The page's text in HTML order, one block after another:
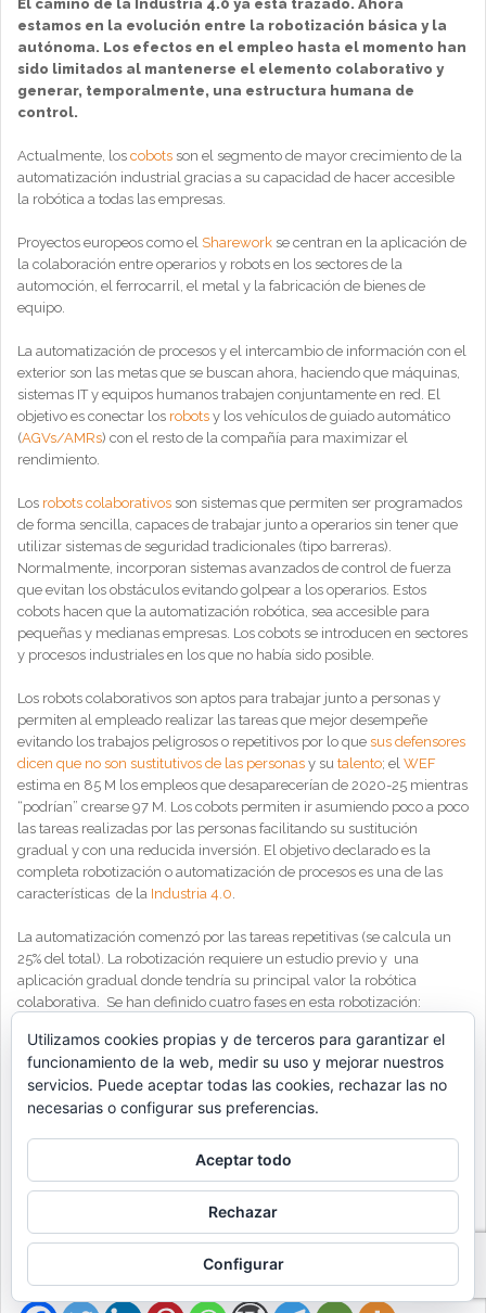
El camino de la Industria 4.0 ya está trazado. Ahora
estamos en la evolución entre la robotización básica y la
autónoma. Los efectos en el empleo hasta el momento han
sido limitados al mantenerse el elemento colaborativo y
generar, temporalmente, una estructura humana de
control.
Actualmente, los cobots son el segmento de mayor crecimiento de la
automatización industrial gracias a su capacidad de hacer accesible
la robótica a todas las empresas.
Proyectos europeos como el Sharework se centran en la aplicación de
la colaboración entre operarios y robots en los sectores de la
automoción, el ferrocarril, el metal y la fabricación de bienes de
equipo.
La automatización de procesos y el intercambio de información con el
exterior son las metas que se buscan ahora, haciendo que máquinas,
sistemas IT y equipos humanos trabajen conjuntamente en red. El
objetivo es conectar los robots y los vehículos de guiado automático
(AGVs/AMRs) con el resto de la compañía para maximizar el
rendimiento.
Los robots colaborativos son sistemas que permiten ser programados
de forma sencilla, capaces de trabajar junto a operarios sin tener que
utilizar sistemas de seguridad tradicionales (tipo barreras).
Normalmente, incorporan sistemas avanzados de control de fuerza
que evitan los obstáculos evitando golpear a los operarios. Estos
cobots hacen que la automatización robótica, sea accesible para
pequeñas y medianas empresas. Los cobots se introducen en sectores
y procesos industriales en los que no había sido posible.
Los robots colaborativos son aptos para trabajar junto a personas y
permiten al empleado realizar las tareas que mejor desempeñe
evitando los trabajos peligrosos o repetitivos por lo que sus defensores
dicen que no son sustitutivos de las personas y su talento; el WEF
estima en 85 M los empleos que desaparecerían de 2020-25 mientras
“podrían” crearse 97 M. Los cobots permiten ir asumiendo poco a poco
las tareas realizadas por las personas facilitando su sustitución
gradual y con una reducida inversión. El objetivo declarado es la
completa robotización o automatización de procesos es una de las
características de la Industria 4.0
La automatización comenzó por las tareas repetitivas (se calcula un
25% del total). La robotización requiere un estudio previo y una
aplicación gradual donde tendría su principal valor la robótica
colaborativa. Se han definido cuatro fases en esta robotización:
Automatización: Se reproducen acciones humanas
previamente “grabadas”.
Robotización básica: Los procesos se modifican y
Robotización autónoma: Reglas complejas que actúan
Robotización cognitive: Análisis basados en la
Compártelo
Utilizamos cookies propias y de terceros para garantizar el
funcionamiento de la web, medir su uso y mejorar nuestros
servicios. Puede aceptar todas las cookies, rechazar las no
necesarias o configurar sus preferencias.
Aceptar todo
Rechazar
Configurar